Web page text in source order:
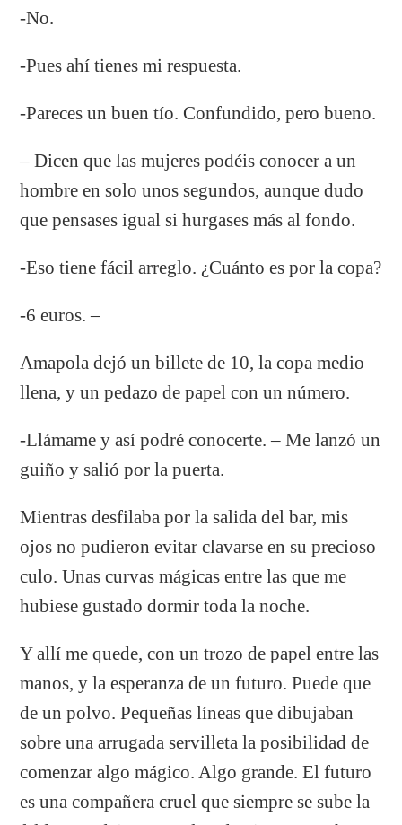
-No.
-Pues ahí tienes mi respuesta.
-Pareces un buen tío. Confundido, pero bueno.
– Dicen que las mujeres podéis conocer a un
hombre en solo unos segundos, aunque dudo
que pensases igual si hurgases más al fondo.
-Eso tiene fácil arreglo. ¿Cuánto es por la copa?
-6 euros. –
Amapola dejó un billete de 10, la copa medio
llena, y un pedazo de papel con un número.
-Llámame y así podré conocerte. – Me lanzó un
guiño y salió por la puerta.
Mientras desfilaba por la salida del bar, mis
ojos no pudieron evitar clavarse en su precioso
culo. Unas curvas mágicas entre las que me
hubiese gustado dormir toda la noche.
Y allí me quede, con un trozo de papel entre las
manos, y la esperanza de un futuro. Puede que
de un polvo. Pequeñas líneas que dibujaban
sobre una arrugada servilleta la posibilidad de
comenzar algo mágico. Algo grande. El futuro
es una compañera cruel que siempre se sube la